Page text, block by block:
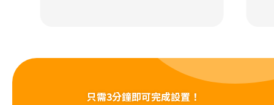
只需3分鐘即可完成設置！